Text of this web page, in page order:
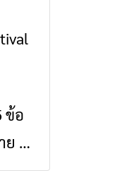
น
อ
ยงราย
ยงราย
ข้อ
แก้